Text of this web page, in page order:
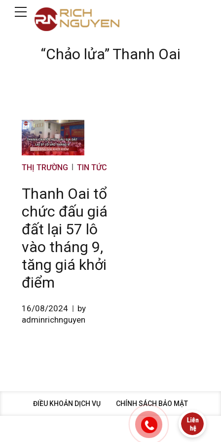
“Chảo lửa” Thanh Oai
THỊ TRƯỜNG TIN TỨC
Thanh Oai tổ
chức đấu giá
đất lại 57 lô
vào tháng 9,
tăng giá khởi
điểm
16/08/2024
by
adminrichnguyen
ĐIỀU KHOẢN DỊCH VỤ CHÍNH SÁCH BẢO MẬT